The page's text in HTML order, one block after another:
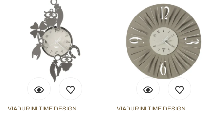
VIADURINI TIME DESIGN VIADURINI TIME DESIGN